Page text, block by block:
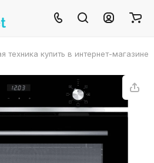
техника купить в интернет-магазине